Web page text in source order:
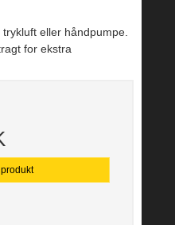
eller håndpumpe.
for ekstra